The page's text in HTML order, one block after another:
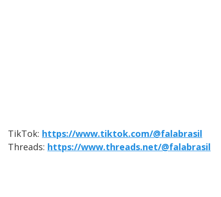
TikTok: https://www.tiktok.com/@falabrasil
Threads: https://www.threads.net/@falabrasil